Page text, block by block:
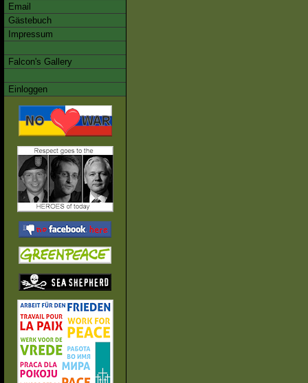
Email
Gästebuch
Impressum
Falcon's Gallery
Einloggen